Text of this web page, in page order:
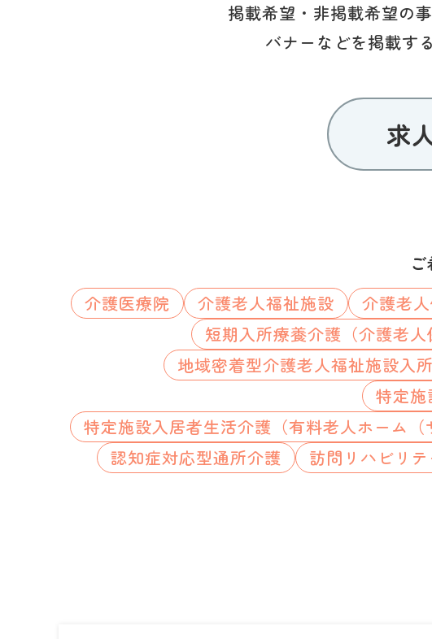
掲載希望・非掲載希望の
バナーなどを掲載す
求
介護医療院
介護老人福祉施設 介護老
短期入所療養介護（介護老人
地域密着型介護老人福祉施設入
特定施
特定施設入居者生活介護（有料老人ホーム（
認知症対応型通所介護
訪問リハビリ